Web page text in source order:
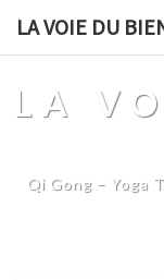
LA VOIE DU
LA
Qi Gong – Yoga